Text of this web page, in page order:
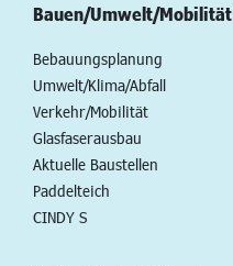
Bauen/Umwelt/Mobilität
Bebauungsplanung
Umwelt/Klima/Abfall
Verkehr/Mobilität
Glasfaserausbau
Aktuelle Baustellen
Paddelteich
CINDY S